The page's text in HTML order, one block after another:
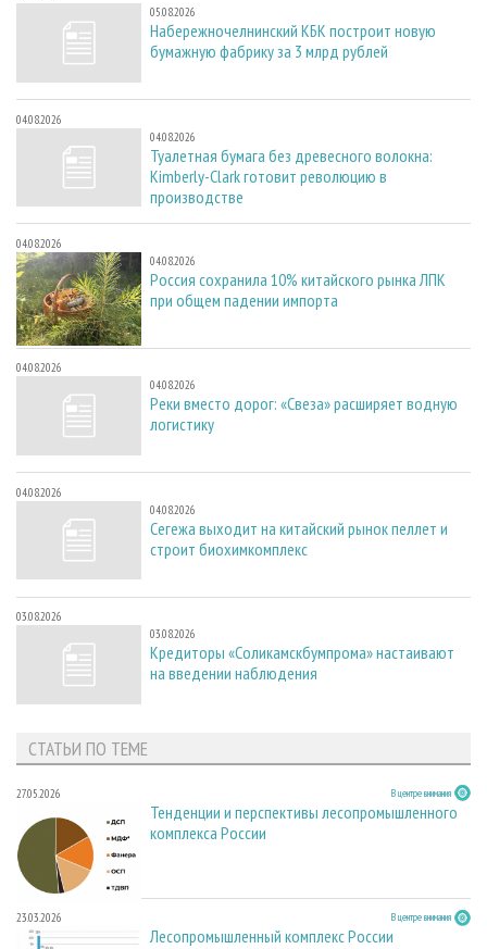
05.08.2026
Набережночелнинский КБК построит новую
бумажную фабрику за 3 млрд рублей
04.08.2026
04.08.2026
Туалетная бумага без древесного волокна:
Kimberly-Clark готовит революцию в
производстве
04.08.2026
04.08.2026
Россия сохранила 10% китайского рынка ЛПК
при общем падении импорта
04.08.2026
04.08.2026
Реки вместо дорог: «Свеза» расширяет водную
логистику
04.08.2026
04.08.2026
Сегежа выходит на китайский рынок пеллет и
строит биохимкомплекс
03.08.2026
03.08.2026
Кредиторы «Соликамскбумпрома» настаивают
на введении наблюдения
СТАТЬИ ПО ТЕМЕ
27.05.2026 В центре внимания
Тенденции и перспективы лесопромышленного
комплекса России
23.03.2026 В центре внимания
Лесопромышленный комплекс России